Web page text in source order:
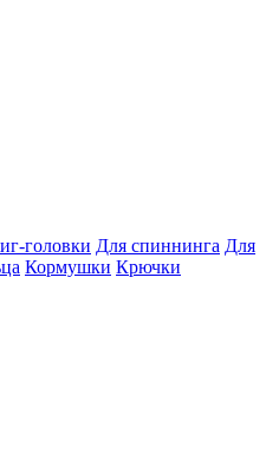
головки Для спиннинга Для
Кормушки Крючки